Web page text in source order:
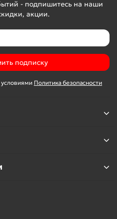
- подпишитесь на наши
акции.
подписку
условиями Политика безопасности